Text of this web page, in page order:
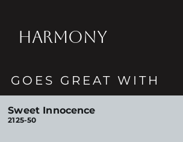
HARMONY
GOES GREAT WITH
Sweet Innocence
2125-50